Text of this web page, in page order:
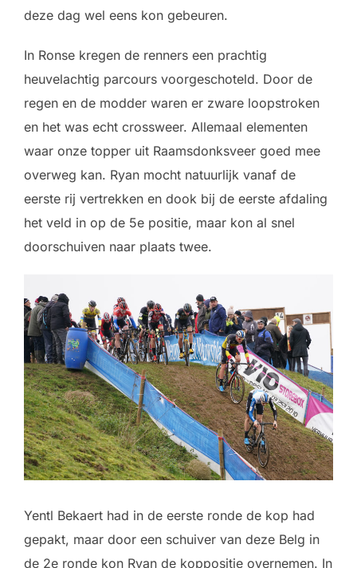
deze dag wel eens kon gebeuren.
In Ronse kregen de renners een prachtig
heuvelachtig parcours voorgeschoteld. Door de
regen en de modder waren er zware loopstroken
en het was echt crossweer. Allemaal elementen
waar onze topper uit Raamsdonksveer goed mee
overweg kan. Ryan mocht natuurlijk vanaf de
eerste rij vertrekken en dook bij de eerste afdaling
het veld in op de 5e positie, maar kon al snel
doorschuiven naar plaats twee.
Yentl Bekaert had in de eerste ronde de kop had
gepakt, maar door een schuiver van deze Belg in
de 2e ronde kon Ryan de koppositie overnemen. In